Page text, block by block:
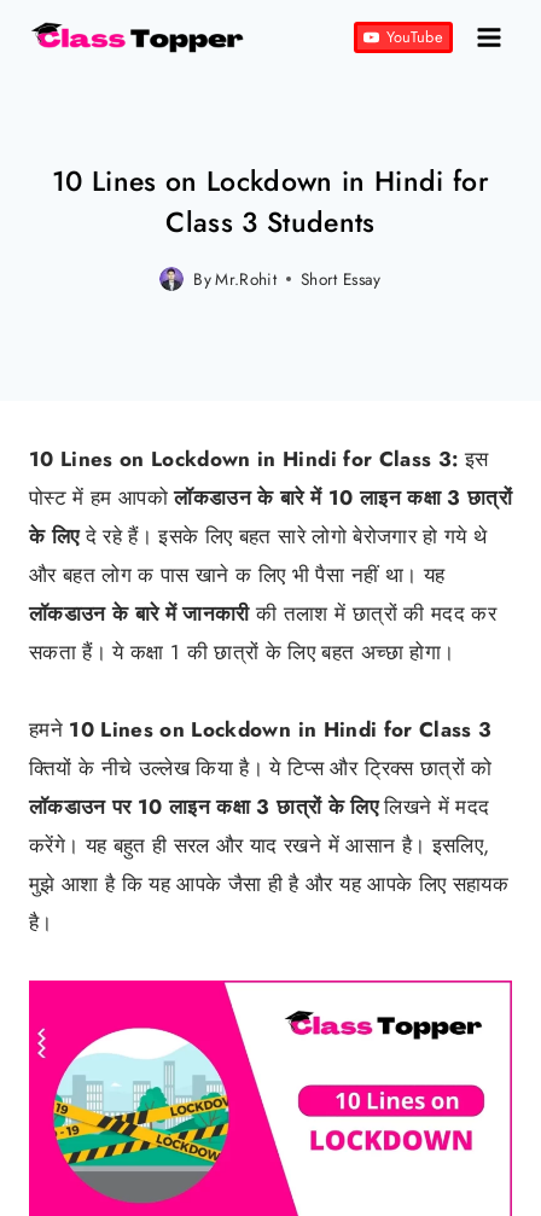
YouTube
10 Lines on Lockdown in Hindi for
Class 3 Students
ByMr.RohitPostedShort Essay
10 Lines on Lockdown in Hindi for Class 3: इस
पोस्ट में हम आपकोलॉकडाउन के बारे में10लाइन कक्षा 3छात्रों
के लिएदे रहे हैं। इसके लिए बहत सारे लोगो बेरोजगार हो गये थे
और बहत लोग क पास खाने क लिए भी पैसा नहीं था। यह
लॉकडाउन के बारे में जानकारीकी तलाश में छात्रों की मदद कर
सकता हैं। ये कक्षा 1 की छात्रों के लिए बहत अच्छा होगा।
हमने 10 Lines on Lockdown in Hindi for Class 3
क्तियों के नीचे उल्लेख किया है। ये टिप्स और ट्रिक्स छात्रों को
लॉकडाउनपर 10लाइन कक्षा 3छात्रों के लिएलिखने में मदद
करेंगे। यह बहुत ही सरल और याद रखने में आसान है। इसलिए,
मुझे आशा है कि यह आपके जैसा ही है और यह आपके लिए सहायक
है।